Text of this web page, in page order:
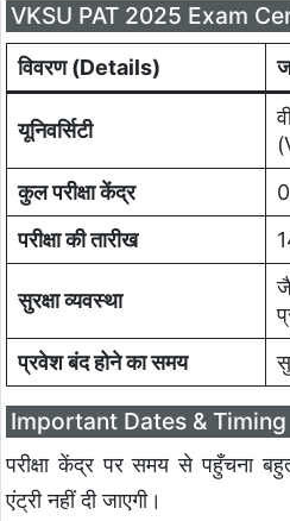
VKSU PAT 2025 Exam
विवरण (Details)
यूनिवर्सिटी
कुल परीक्षा केंद्र
परीक्षा की तारीख
सुरक्षा व्यवस्था
प्रवेश बंद होने का समय
Important Dates & Timing
परीक्षा केंद्र पर समय से पहुँचना
एंट्री नहीं दी जाएगी।